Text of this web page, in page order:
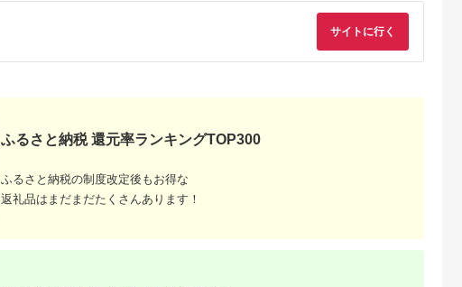
ギフト（3，000円
分） チケット チケ
5.0
立て券 19,800円相当
5.0
ン券（3000円分）
010-029
サイトに行く
ふるさと納税 還元率ランキングTOP300
ふるさと納税の制度改定後もお得な
返礼品はまだまだたくさんあります！